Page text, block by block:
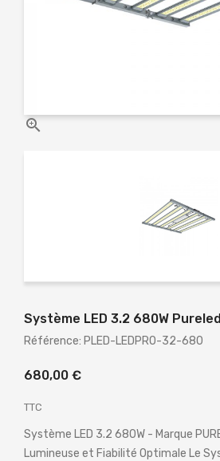

Système LED 3.2 680W Pureled
Référence: PLED-LEDPRO-32-680
680,00 €
TTC
Système LED 3.2 680W - Marque
Lumineuse et Fiabilité Optimale Le